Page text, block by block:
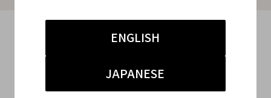
ENGLISH
JAPANESE
#レディース